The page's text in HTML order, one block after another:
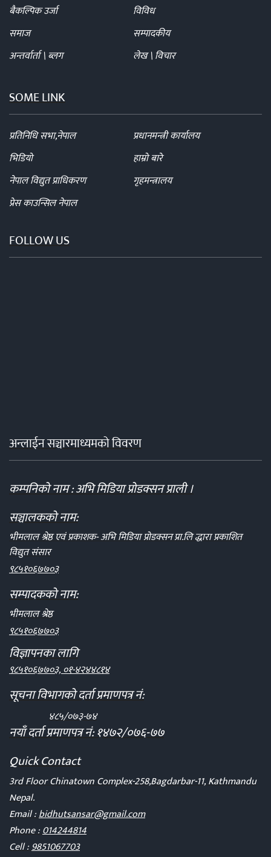
बैकल्पिक उर्जा
विविध
समाज
सम्पादकीय
अन्तर्वार्ता \ ब्लग
लेख \ विचार
SOME LINK
प्रतिनिधि सभा,नेपाल
प्रधानमन्त्री कार्यालय
भिडियो
हाम्रो बारे
नेपाल विद्युत प्राधिकरण
गृहमन्त्रालय
प्रेस काउन्सिल नेपाल
FOLLOW US
अन्लाईन सञ्चारमाध्यमको विवरण
कम्पनिको नाम : अभि मिडिया प्रोडक्सन प्राली ।
सञ्चालकको नाम:
भीमलाल श्रेष्ठ एवं प्रकाशक- अभि मिडिया प्रोडक्सन प्रा.लि द्धारा प्रकाशित
विद्युत संसार
९८५१०६७७०३
सम्पादकको नाम:
भीमलाल श्रेष्ठ
९८५१०६७७०३
विज्ञापनका लागि
९८५१०६७७०३, ०१-४२४४८१४
सूचना विभागको दर्ता प्रमाणपत्र नं:
४८५/०७३-७४
नयाँ दर्ता प्रमाणपत्र नं: १४७२/०७६-७७
Quick Contact
3rd Floor Chinatown Complex-258,Bagdarbar-11, Kathmandu
Nepal.
Email :bidhutsansar@gmail.com
Phone :014244814
Cell :9851067703